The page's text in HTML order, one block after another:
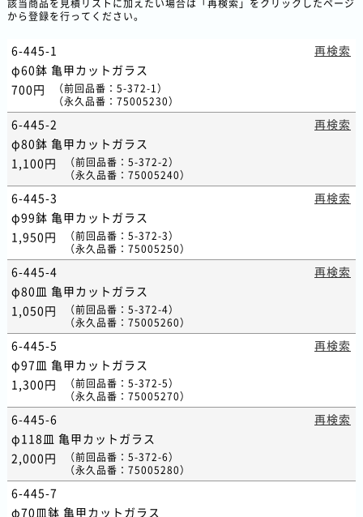
該当商品を見積リストに加えたい場合は「再検索」をクリックしたページ
から登録を行ってください。
再検索
6-445-1
φ60鉢 亀甲カットガラス
700円
（前回品番 ：5-372-1）
（永久品番 ：75005230）
再検索
6-445-2
φ80鉢 亀甲カットガラス
1,100円
（前回品番 ：5-372-2）
（永久品番 ：75005240）
再検索
6-445-3
φ99鉢 亀甲カットガラス
1,950円
（前回品番 ：5-372-3）
（永久品番 ：75005250）
再検索
6-445-4
φ80皿 亀甲カットガラス
1,050円
（前回品番 ：5-372-4）
（永久品番 ：75005260）
再検索
6-445-5
φ97皿 亀甲カットガラス
1,300円
（前回品番 ：5-372-5）
（永久品番 ：75005270）
再検索
6-445-6
φ118皿 亀甲カットガラス
2,000円
（前回品番 ：5-372-6）
（永久品番 ：75005280）
6-445-7
φ70皿鉢 亀甲カットガラス